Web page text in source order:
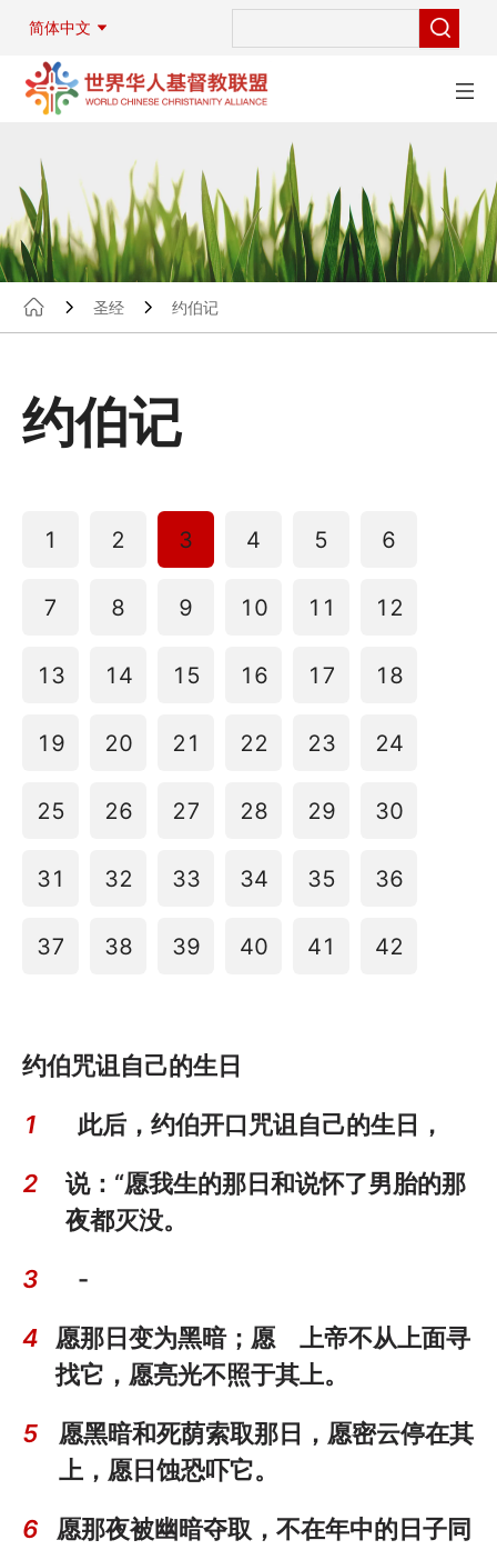
简体中文
圣经 约伯记
约伯记
1 2 3 4 5 6
7 8 9 10 11 12
13 14 15 16 17 18
19 20 21 22 23 24
25 26 27 28 29 30
31 32 33 34 35 36
37 38 39 40 41 42
约伯咒诅自己的生日
1 此后，约伯开口咒诅自己的生日，
2
说：“愿我生的那日和说怀了男胎的那
夜都灭没。
3 -
4
愿那日变为黑暗；愿 上帝不从上面寻
找它，愿亮光不照于其上。
5
愿黑暗和死荫索取那日，愿密云停在其
上，愿日蚀恐吓它。
6
愿那夜被幽暗夺取，不在年中的日子同